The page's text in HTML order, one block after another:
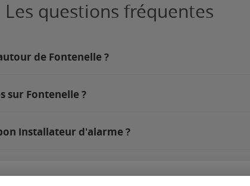
Les questions fréquentes
de Fontenelle ?
sur Fontenelle ?
installateur d'alarme ?